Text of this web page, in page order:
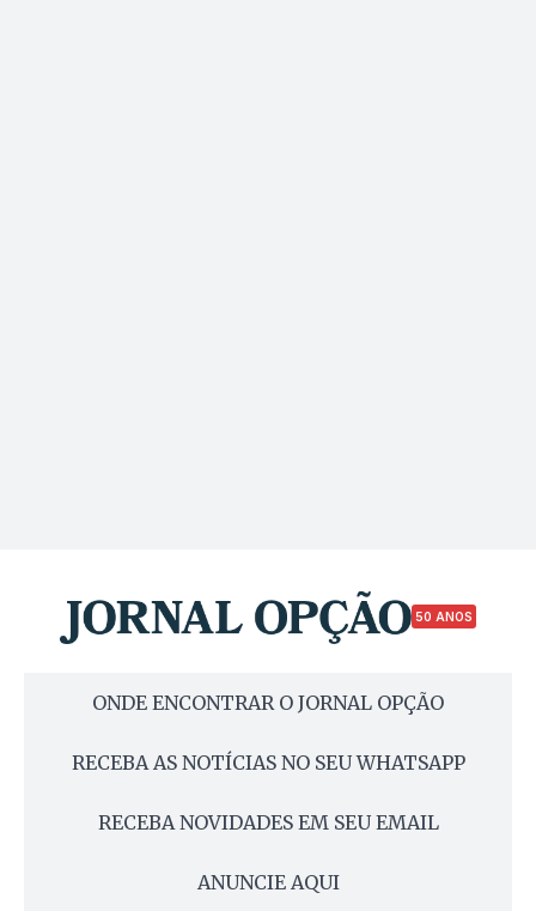
50 ANOS
ONDE ENCONTRAR O JORNAL OPÇÃO
RECEBA AS NOTÍCIAS NO SEU WHATSAPP
RECEBA NOVIDADES EM SEU EMAIL
ANUNCIE AQUI